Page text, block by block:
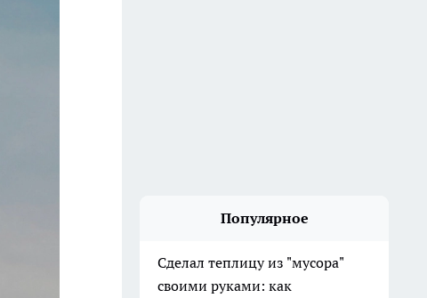
Популярное
Сделал теплицу из "мусора"
своими руками: как